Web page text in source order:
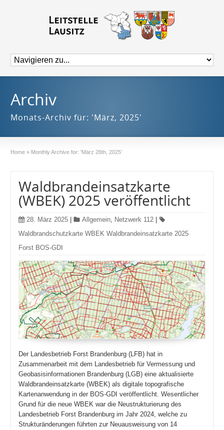
Archiv
Monats-Archiv für: 'März, 2025'
Home » Monthly Archive for: 'März 28th, 2025'
Waldbrandeinsatzkarte
(WBEK) 2025 veröffentlicht
28. März 2025 Allgemein, Netzwerk 112
Waldbrandschutzkarte WBEK Waldbrandeinsatzkarte 2025
Forst BOS-GDI
Der Landesbetrieb Forst Brandenburg (LFB) hat in
Zusammenarbeit mit dem Landesbetrieb für Vermessung und
Geobasisinformationen Brandenburg (LGB) eine aktualisierte
Waldbrandeinsatzkarte (WBEK) als digitale topografische
Kartenanwendung in der BOS-GDI veröffentlicht. Wesentlicher
Grund für die neue WBEK war die Neustrukturierung des
Landesbetrieb Forst Brandenburg im Jahr 2024, welche zu
Strukturänderungen führten zur Neuausweisung von 14